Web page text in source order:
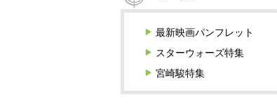
最新映画パンフレット
スターウォーズ特集
宮崎駿特集